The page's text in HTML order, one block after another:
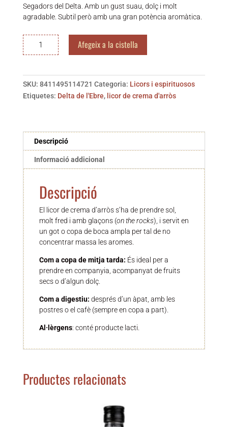
Segadors del Delta. Amb un gust suau, dolç i molt
agradable. Subtil però amb una gran potència aromàtica.
quantitat
de
de
crema
d’arròs
Afegeix a la cistella
SKU: 8411495114721 Categoria: Licors i espirituosos
Etiquetes: Delta de l'Ebre, licor de crema d'arròs
Descripció
Informació addicional
Descripció
El licor de crema d’arròs s’ha de prendre sol,
molt fred i amb glaçons (on the rocks), i servit en
un got o copa de boca ampla per tal de no
concentrar massa les aromes.
Com a copa de mitja tarda: És ideal per a
prendre en companyia, acompanyat de fruits
secs o d’algun dolç.
Com a digestiu: després d’un àpat, amb les
postres o el cafè (sempre en copa a part).
Al·lèrgens: conté producte lacti.
Productes relacionats